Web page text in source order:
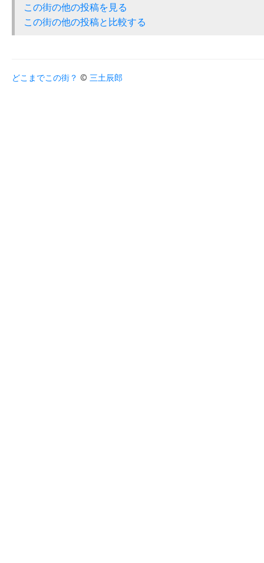
この街の他の投稿を見る
この街の他の投稿と比較する
どこまでこの街？ © 三土辰郎